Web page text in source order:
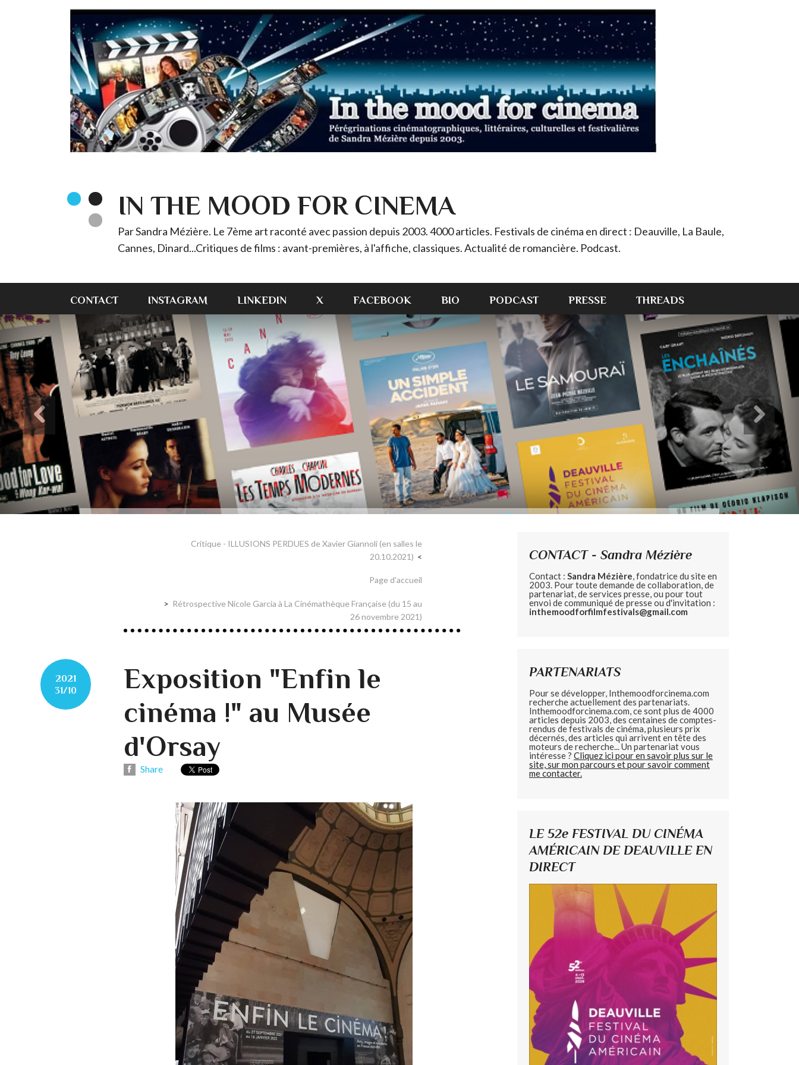
IN THE MOOD FOR CINEMA
Par Sandra Mézière. Le 7ème art raconté avec passion depuis 2003. 4000 articles. Festivals de cinéma en direct : Deauville, La Baule,
Cannes, Dinard...Critiques de films : avant-premières, à l'affiche, classiques. Actualité de romancière. Podcast.
CONTACT INSTAGRAM LINKEDIN X FACEBOOK BIO PODCAST PRESSE THREADS
Critique - ILLUSIONS PERDUES de Xavier Giannoli (en salles le
20.10.2021)
Page d'accueil
Rétrospective Nicole Garcia à La Cinémathèque Française (du 15 au
26 novembre 2021)
2021
31/10
Exposition "Enfin le
cinéma !" au Musée
d'Orsay
Share
CONTACT - Sandra Mézière
Contact : Sandra Mézière, fondatrice du site en
2003. Pour toute demande de collaboration, de
partenariat, de services presse, ou pour tout
envoi de communiqué de presse ou d'invitation :
inthemoodforfilmfestivals@gmail.com
PARTENARIATS
Pour se développer, Inthemoodforcinema.com
recherche actuellement des partenariats.
Inthemoodforcinema.com, ce sont plus de 4000
articles depuis 2003, des centaines de comptes-
rendus de festivals de cinéma, plusieurs prix
décernés, des articles qui arrivent en tête des
moteurs de recherche... Un partenariat vous
intéresse ? Cliquez ici pour en savoir plus sur le
site, sur mon parcours et pour savoir comment
me contacter.
LE 52e FESTIVAL DU CINÉMA
AMÉRICAIN DE DEAUVILLE EN
DIRECT